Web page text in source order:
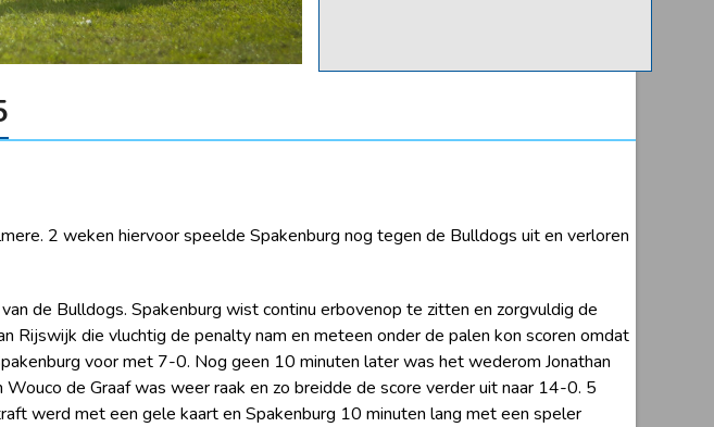
2 weken hiervoor speelde Spakenburg nog tegen de Bulldogs uit en verloren
de Bulldogs. Spakenburg wist continu erbovenop te zitten en zorgvuldig de
Rijswijk die vluchtig de penalty nam en meteen onder de palen kon scoren omdat
voor met 7-0. Nog geen 10 minuten later was het wederom Jonathan
de Graaf was weer raak en zo breidde de score verder uit naar 14-0. 5
werd met een gele kaart en Spakenburg 10 minuten lang met een speler